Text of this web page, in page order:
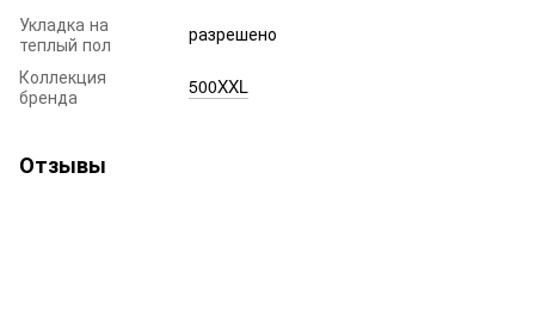
Укладка на
теплый пол
разрешено
Коллекция
бренда
500XXL
Отзывы